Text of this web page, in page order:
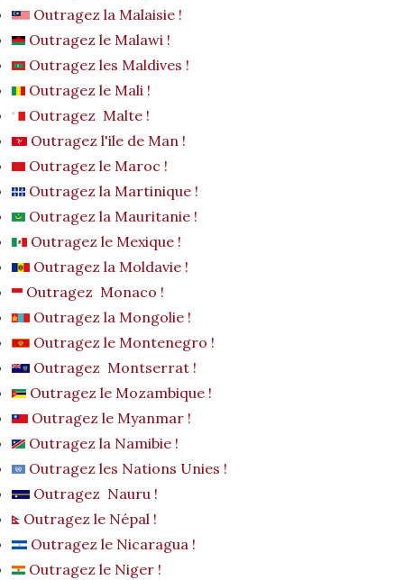
Outragez la Malaisie !
Outragez le Malawi !
Outragez les Maldives !
Outragez le Mali !
Outragez Malte !
Outragez l'ile de Man !
Outragez le Maroc !
Outragez la Martinique !
Outragez la Mauritanie !
Outragez le Mexique !
Outragez la Moldavie !
Outragez Monaco !
Outragez la Mongolie !
Outragez le Montenegro !
Outragez Montserrat !
Outragez le Mozambique !
Outragez le Myanmar !
Outragez la Namibie !
Outragez les Nations Unies !
Outragez Nauru !
Outragez le Népal !
Outragez le Nicaragua !
Outragez le Niger !